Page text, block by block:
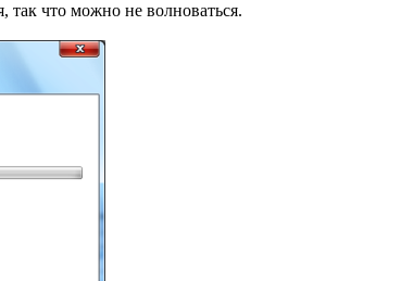
что можно не волноваться.